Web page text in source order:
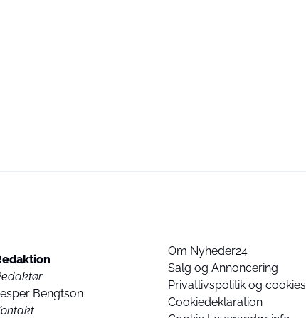
Bengtson
Om Nyheder24
Salg og Annoncering
Privatlivspolitik og cookies
Cookiedeklaration